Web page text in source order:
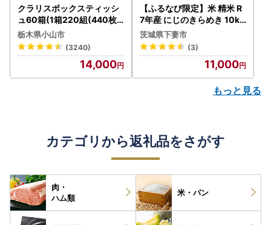
クラリスボックスティッシ
ュ60箱(1箱220組(440枚))
(5個入り×12セット)【配送
不可地域：離島・沖縄県】
【1256759】
栃木県小山市
(3240)
14,000
【ふるなび限定】米 精米 R
7年産 にじのきらめき 10kg
10月 FN-Limited-PR
茨城県下妻市
(3)
11,000
もっと見る
カテゴリから返礼品をさがす
肉・
ハム類
米・パン